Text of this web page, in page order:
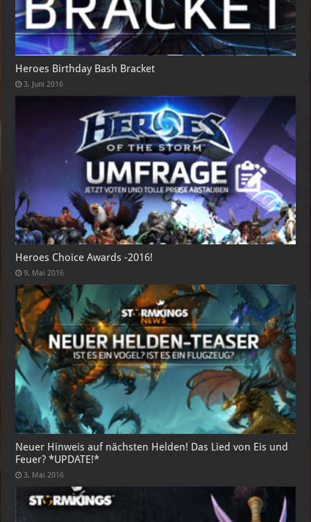
Heroes Birthday Bash Bracket
3. Juni 2016
Heroes Choice Awards -2016!
9. Mai 2016
Neuer Hinweis auf nächsten Helden! Das Lied von Eis und
Feuer? *UPDATE!*
3. Mai 2016